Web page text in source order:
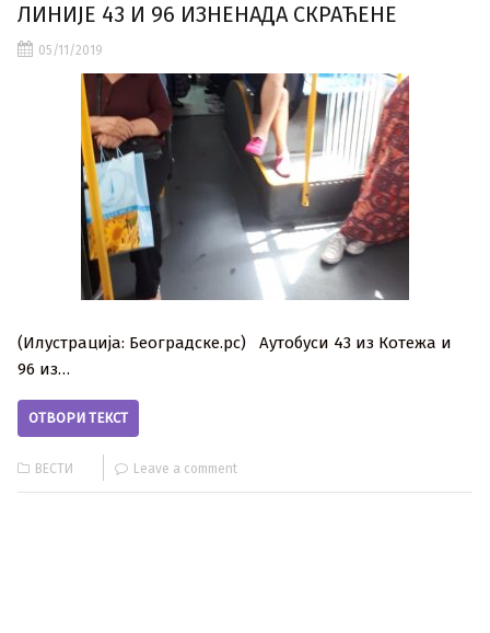
ЛИНИЈЕ 43 И 96 ИЗНЕНАДА СКРАЋЕНЕ
05/11/2019
(Илустрација: Београдске.рс) Аутобуси 43 из Котежа и
96 из…
ОТВОРИ ТЕКСТ
ВЕСТИ Leave a comment